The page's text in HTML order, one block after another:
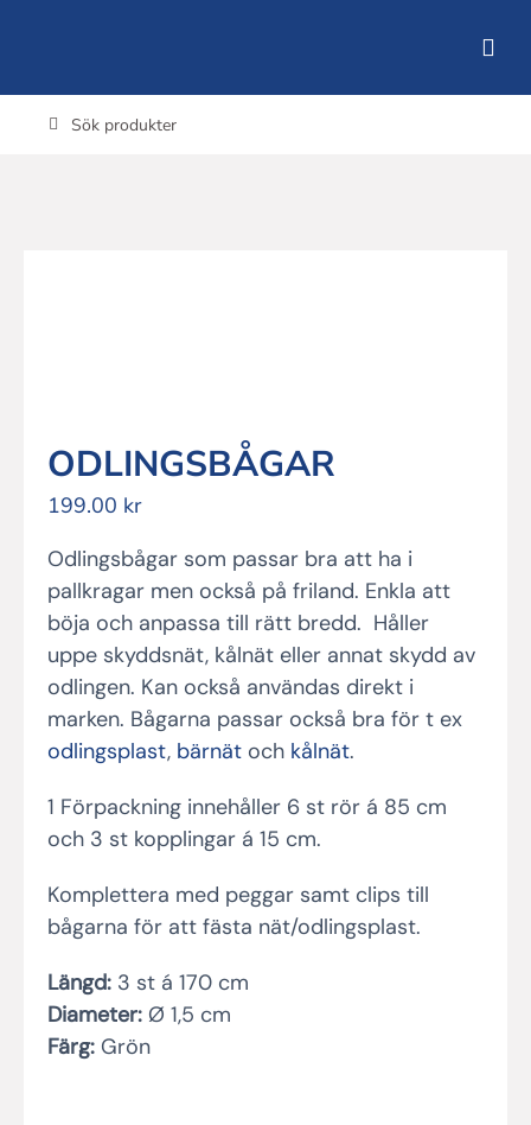
Sök
ODLINGSBÅGAR
199.00 kr
Odlingsbågar som passar bra att ha i
pallkragar men också på friland. Enkla att
böja och anpassa till rätt bredd. Håller
uppe skyddsnät, kålnät eller annat skydd av
odlingen. Kan också användas direkt i
marken. Bågarna passar också bra för t ex
odlingsplast, bärnätoch kålnät.
1 Förpackning innehåller 6 st rör á 85 cm
och 3 st kopplingar á 15 cm.
Komplettera med peggar samt clips till
bågarna för att fästa nät/odlingsplast.
Längd:3 st á 170 cm
Diameter:Ø 1,5 cm
Färg:Grön